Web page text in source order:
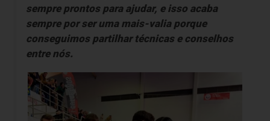
sempre prontos para ajudar, e isso acaba
sempre por ser uma mais-valia porque
conseguimos partilhar técnicas e conselhos
entre nós.